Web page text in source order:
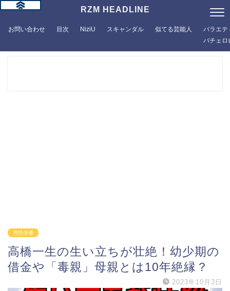
RZM HEADLINE
お問い合わせ 目次 NiziU スキャンダル 似てる芸能人
バラエテ
バチェロ
男性俳優
高橋一生の生い立ちが壮絶！幼少期の
借金や「毒親」母親とは10年絶縁？
2023年10月3日